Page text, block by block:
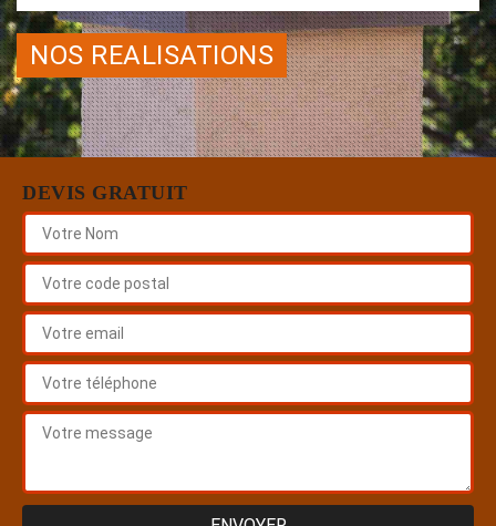
NOS REALISATIONS
DEVIS GRATUIT